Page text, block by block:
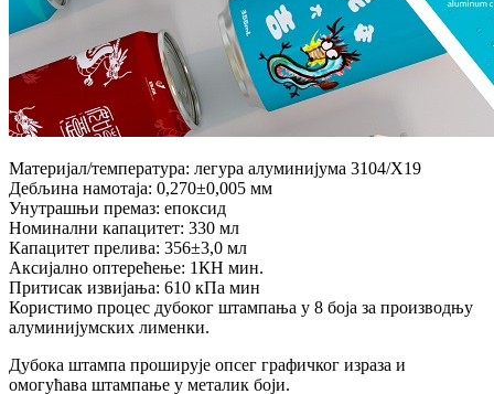
Материјал/температура: легура алуминијума 3104/Х19
Дебљина намотаја: 0,270±0,005 мм
Унутрашњи премаз: епоксид
Номинални капацитет: 330 мл
Капацитет прелива: 356±3,0 мл
Аксијално оптерећење: 1КН мин.
Притисак извијања: 610 кПа мин
Користимо процес дубоког штампања у 8 боја за производњу
алуминијумских лименки.
Дубока штампа проширује опсег графичког израза и
омогућава штампање у металик боји.